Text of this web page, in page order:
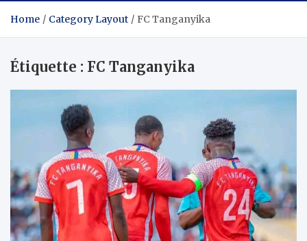
Home Category Layout FC Tanganyika
Étiquette : FC Tanganyika